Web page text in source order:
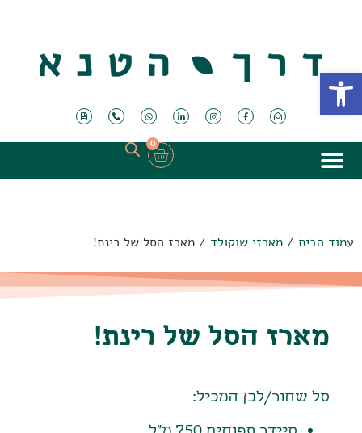
פתח סרגל נגישות
0
עמוד הבית / מארזי שוקולד / מארז הסל של רינת!
מארז הסל של רינת!
סל שחור/לבן המכיל: